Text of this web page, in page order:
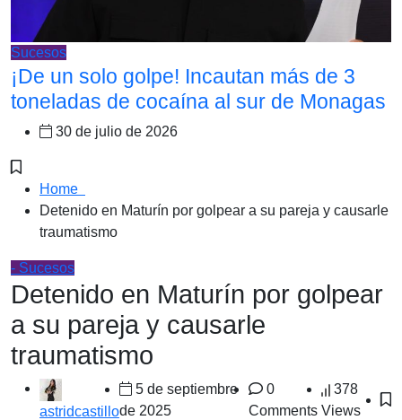
Sucesos
¡De un solo golpe! Incautan más de 3
toneladas de cocaína al sur de Monagas
30 de julio de 2026
Home
Detenido en Maturín por golpear a su pareja y causarle
traumatismo
- Sucesos
Detenido en Maturín por golpear
a su pareja y causarle
traumatismo
astridcastillo
5 de septiembre
de 2025
0
Comments
378
Views